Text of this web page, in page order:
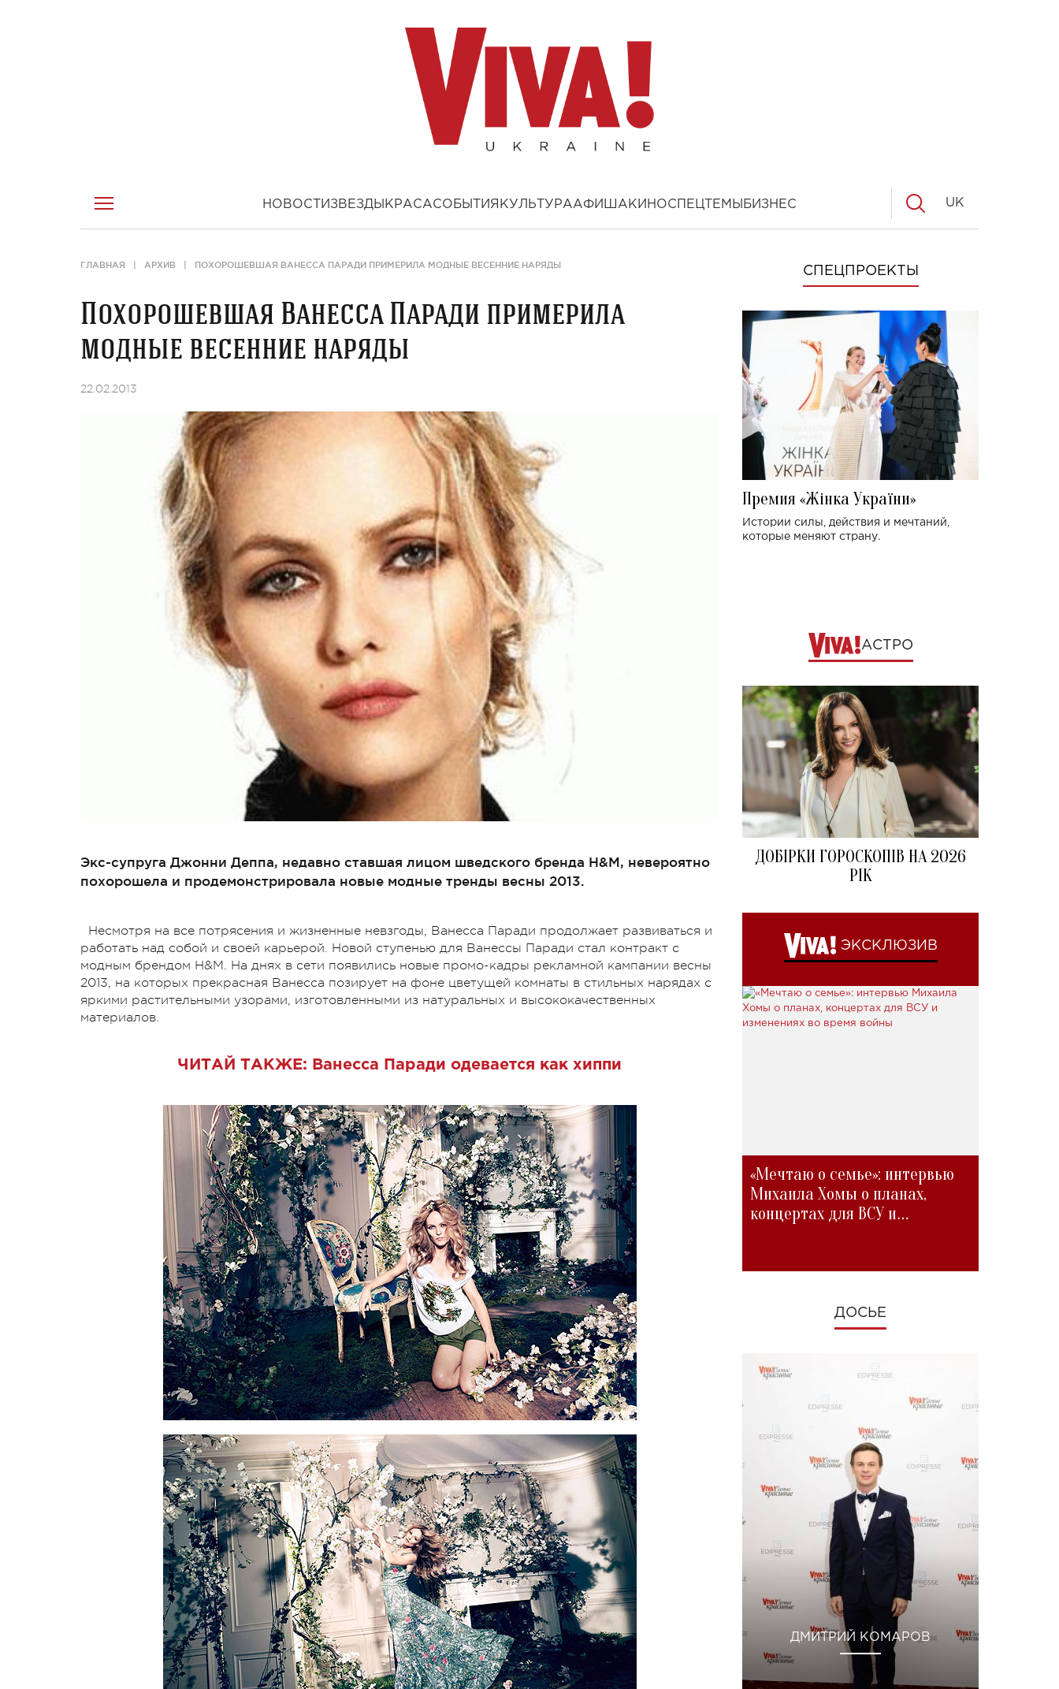
НОВОСТИ ЗВЕЗДЫ КРАСАСОБЫТИЯ КУЛЬТУРААФИША КИНОСПЕЦТЕМЫ БИЗНЕС UK
ГЛАВНАЯ АРХИВ ПОХОРОШЕВШАЯ ВАНЕССА ПАРАДИ ПРИМЕРИЛА МОДНЫЕ ВЕСЕННИЕ НАРЯДЫ
Похорошевшая Ванесса Паради примерила
модные весенние наряды
22.02.2013
Экс-супруга Джонни Деппа, недавно ставшая лицом шведского бренда H&M, невероятно
похорошела и продемонстрировала новые модные тренды весны 2013.
Несмотря на все потрясения и жизненные невзгоды, Ванесса Паради продолжает развиваться и
работать над собой и своей карьерой. Новой ступенью для Ванессы Паради стал контракт с
модным брендом H&M. На днях в сети появились новые промо-кадры рекламной кампании весны
2013, на которых прекрасная Ванесса позирует на фоне цветущей комнаты в стильных нарядах с
яркими растительными узорами, изготовленными из натуральных и высококачественных
материалов.
ЧИТАЙ ТАКЖЕ: Ванесса Паради одевается как хиппи
СПЕЦПРОЕКТЫ
Премия «Жінка України»
Истории силы, действия и мечтаний,
которые меняют страну.
АСТРО
ДОБІРКИ ГОРОСКОПІВ НА 2026
РІК
ЭКСКЛЮЗИВ
«Мечтаю о семье»: интервью
Михаила Хомы о планах,
концертах для ВСУ и
ДОСЬЕ
ДМИТРИЙ КОМАРОВ